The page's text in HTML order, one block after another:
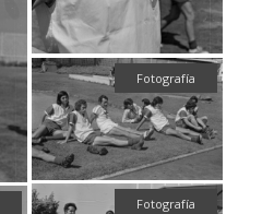
Fotografía
Fotografía